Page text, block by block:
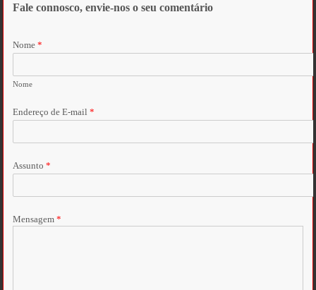
Fale connosco, envie-nos o seu comentário
Nome*
Nome
Endereço de E-mail*
Assunto*
Mensagem*